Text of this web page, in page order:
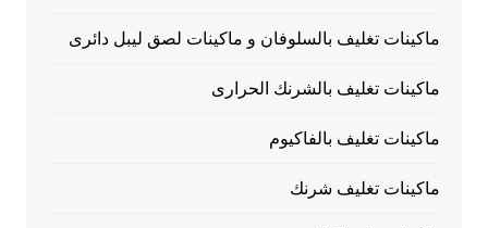
ماكينات تغليف بالسلوفان و ماكينات لصق ليبل دائرى
ماكينات تغليف بالشرنك الحرارى
ماكينات تغليف بالفاكيوم
ماكينات تغليف شرنك